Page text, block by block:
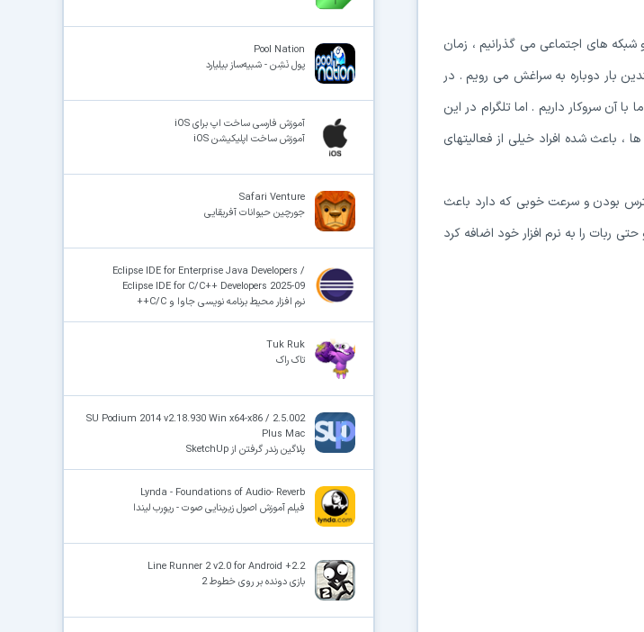
شبکه های اجتماعی می گذرانیم ، زمان
بار دوباره به سراغش می رویم . در
آن سروکار داریم . اما تلگرام در این
، باعث شده افراد خیلی از فعالیتهای
بودن و سرعت خوبی که دارد باعث
ربات را به نرم افزار خود اضافه کرد
Pool Nation
پول نَشِن - شبیه‌ساز بیلیارد
آموزش فارسی ساخت اپ برای iOS
آموزش ساخت اپلیکیشن iOS
Safari Venture
جورچین حیوانات آفریقایی
Eclipse IDE for Enterprise Java Developers /
Eclipse IDE for C/C++ Developers 2025-09
نرم افزار محیط برنامه نویسی جاوا و C/C++
Tuk Ruk
تاک راک
SU Podium 2014 v2.18.930 Win x64-x86 / 2.5.002
Plus Mac
پلاگین رندر گرفتن از SketchUp
Lynda - Foundations of Audio- Reverb
فیلم آموزش اصول زیربنایی صوت - ریوِرب لیندا
Line Runner 2 v2.0 for Android +2.2
بازی دونده بر روی خطوط 2